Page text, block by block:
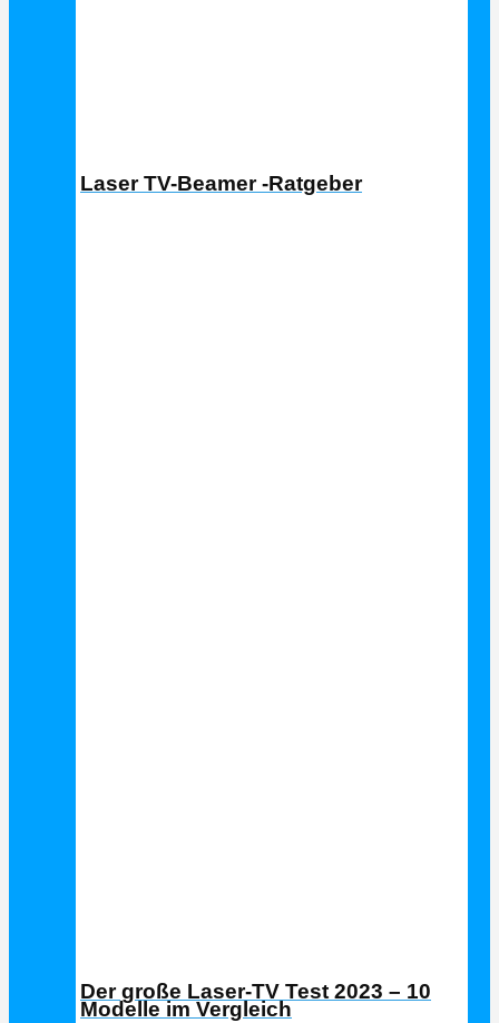
Laser TV-Beamer -Ratgeber
Der große Laser-TV Test 2023 – 10
Modelle im Vergleich